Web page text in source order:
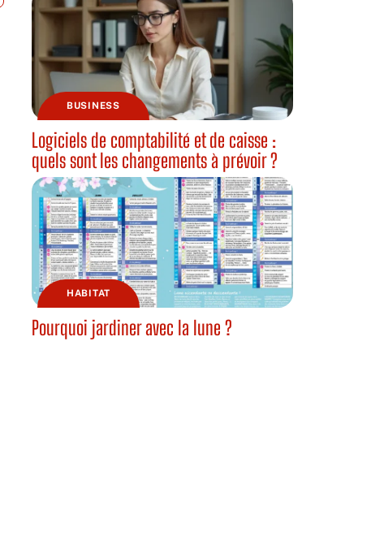
BUSINESS
Logiciels de comptabilité et de caisse :
quels sont les changements à prévoir ?
HABITAT
Pourquoi jardiner avec la lune ?